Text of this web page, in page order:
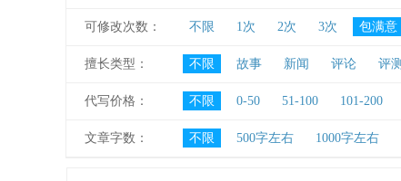
可修改次数： 不限 1次 2次 3次 包满意
擅长类型： 不限 故事 新闻 评论 评测
代写价格： 不限 0-50 51-100 101-200
文章字数： 不限 500字左右 1000字左右